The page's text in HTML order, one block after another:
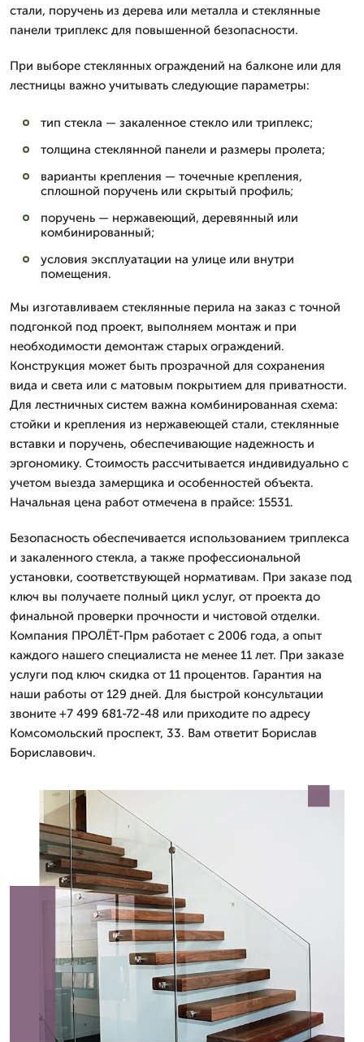
стали, поручень из дерева или металла и стеклянные
панели триплекс для повышенной безопасности.
При выборе стеклянных ограждений на балконе или для
лестницы важно учитывать следующие параметры:
тип стекла — закаленное стекло или триплекс;
толщина стеклянной панели и размеры пролета;
варианты крепления — точечные крепления,
сплошной поручень или скрытый профиль;
поручень — нержавеющий, деревянный или
комбинированный;
условия эксплуатации на улице или внутри
помещения.
Мы изготавливаем стеклянные перила на заказ с точной
подгонкой под проект, выполняем монтаж и при
необходимости демонтаж старых ограждений.
Конструкция может быть прозрачной для сохранения
вида и света или с матовым покрытием для приватности.
Для лестничных систем важна комбинированная схема:
стойки и крепления из нержавеющей стали, стеклянные
вставки и поручень, обеспечивающие надежность и
эргономику. Стоимость рассчитывается индивидуально с
учетом выезда замерщика и особенностей объекта.
Начальная цена работ отмечена в прайсе: 15531.
Безопасность обеспечивается использованием триплекса
и закаленного стекла, а также профессиональной
установки, соответствующей нормативам. При заказе под
ключ вы получаете полный цикл услуг, от проекта до
финальной проверки прочности и чистовой отделки.
Компания ПРОЛЁТ-Прм работает с 2006 года, а опыт
каждого нашего специалиста не менее 11 лет. При заказе
услуги под ключ скидка от 11 процентов. Гарантия на
наши работы от 129 дней. Для быстрой консультации
звоните +7 499 681-72-48 или приходите по адресу
Комсомольский проспект, 33. Вам ответит Борислав
Бориславович.